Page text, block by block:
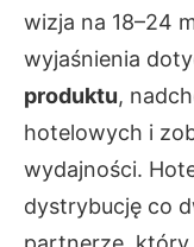
wizja na 18–24
wyjaśnienia
produktu,
hotelowych i
wydajności.
dystrybucję co